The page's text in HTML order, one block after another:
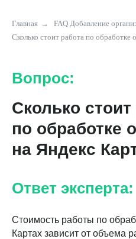
Главная → FAQ Добавление
Сколько стоит работа по обработке
Вопрос:
Сколько стоит
по обработке
на Яндекс
Ответ эксперта:
Стоимость работы по
Картах зависит от объема